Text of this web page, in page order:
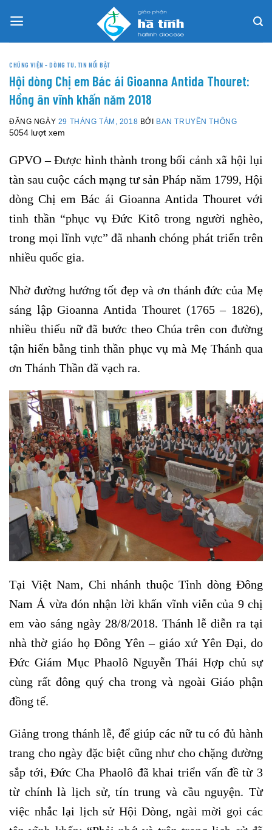
CHỦNG VIỆN - DÒNG TU, TIN NỔI BẬT
Hội dòng Chị em Bác ái Gioanna Antida Thouret:
Hồng ân vĩnh khấn năm 2018
ĐĂNG NGÀY 29 THÁNG TÁM, 2018 BỞI BAN TRUYỀN THÔNG
5054 lượt xem
GPVO – Được hình thành trong bối cảnh xã hội lụi
tàn sau cuộc cách mạng tư sản Pháp năm 1799, Hội
dòng Chị em Bác ái Gioanna Antida Thouret với
tinh thần “phục vụ Đức Kitô trong người nghèo,
trong mọi lĩnh vực” đã nhanh chóng phát triển trên
nhiều quốc gia.
Nhờ đường hướng tốt đẹp và ơn thánh đức của Mẹ
sáng lập Gioanna Antida Thouret (1765 – 1826),
nhiều thiếu nữ đã bước theo Chúa trên con đường
tận hiến bằng tinh thần phục vụ mà Mẹ Thánh qua
ơn Thánh Thần đã vạch ra.
Tại Việt Nam, Chi nhánh thuộc Tỉnh dòng Đông
Nam Á vừa đón nhận lời khấn vĩnh viễn của 9 chị
em vào sáng ngày 28/8/2018. Thánh lễ diễn ra tại
nhà thờ giáo họ Đông Yên – giáo xứ Yên Đại, do
Đức Giám Mục Phaolô Nguyễn Thái Hợp chủ sự
cùng rất đông quý cha trong và ngoài Giáo phận
đồng tế.
Giảng trong thánh lễ, để giúp các nữ tu có đủ hành
trang cho ngày đặc biệt cũng như cho chặng đường
sắp tới, Đức Cha Phaolô đã khai triển vấn đề từ 3
từ chính là lịch sử, tín trung và cầu nguyện. Từ
việc nhắc lại lịch sử Hội Dòng, ngài mời gọi các